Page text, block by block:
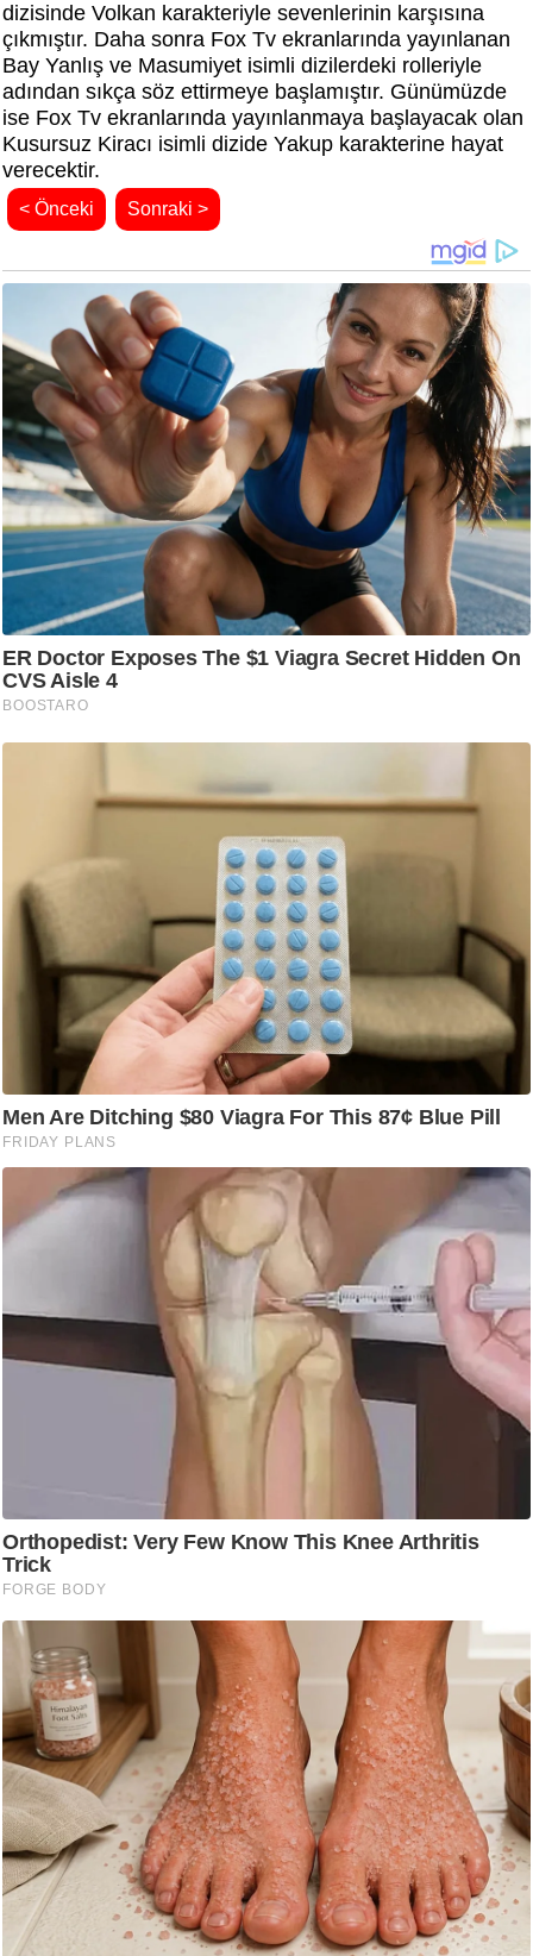
dizisinde Volkan karakteriyle sevenlerinin karşısına
çıkmıştır. Daha sonra Fox Tv ekranlarında yayınlanan
Bay Yanlış ve Masumiyet isimli dizilerdeki rolleriyle
adından sıkça söz ettirmeye başlamıştır. Günümüzde
ise Fox Tv ekranlarında yayınlanmaya başlayacak olan
Kusursuz Kiracı isimli dizide Yakup karakterine hayat
verecektir.
< Önceki Sonraki >